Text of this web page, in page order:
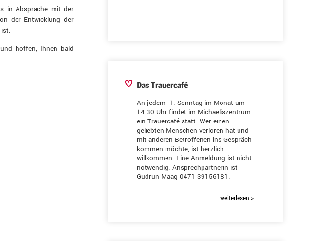
in Absprache mit der
der Entwicklung der
hoffen, Ihnen bald
Das Trauercafé
An jedem 1. Sonntag im Monat um
14.30 Uhr findet im Michaeliszentrum
ein Trauercafé statt. Wer einen
geliebten Menschen verloren hat und
mit anderen Betroffenen ins Gespräch
kommen möchte, ist herzlich
willkommen. Eine Anmeldung ist nicht
notwendig. Ansprechpartnerin ist
Gudrun Maag 0471 39156181.
weiterlesen >